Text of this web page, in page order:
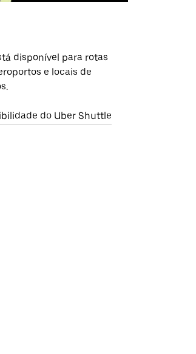
disponível para rotas
e locais de
do Uber Shuttle